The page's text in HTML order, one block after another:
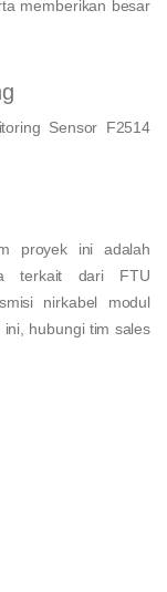
memberikan besar
Sensor F2514
proyek ini adalah
terkait dari FTU
nirkabel modul
hubungi tim sales